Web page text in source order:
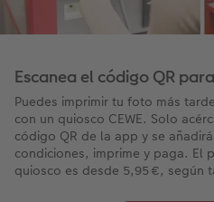
Escanea el código QR
Puedes imprimir tu foto más
con un quiosco CEWE. Solo
código QR de la app y se
condiciones, imprime y paga. El
quiosco es desde 5,95 €, según